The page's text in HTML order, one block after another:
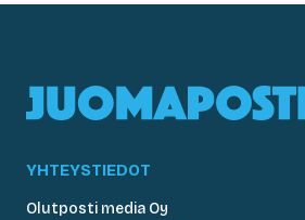
YHTEYSTIEDOT
Olutposti media Oy